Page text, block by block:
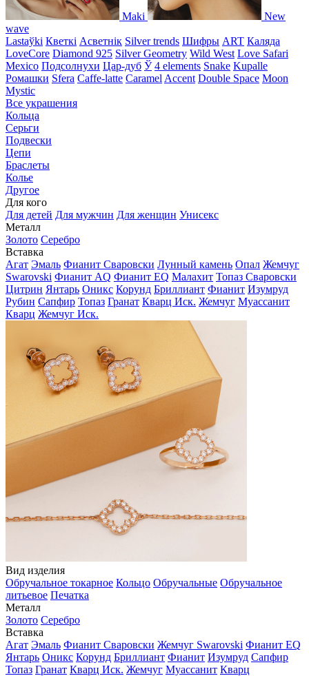
Maki
New
wave
Lastaўki Кветкі Асветнiк Silver trends Шифры ART Каляда
LoveCore Diamond 925 Silver Geometry Wild West Love Safari
Mexico Подсолнухи Цар-дуб Ў 4 elements Snake Kupalle
Ромашки Sfera Caffe-latte Caramel Accent Double Space Moon
Mystic
Все украшения
Кольца
Серьги
Подвески
Цепи
Браслеты
Колье
Другое
Для кого
Для детей Для мужчин Для женщин Унисекс
Металл
Золото Серебро
Вставка
Агат Эмаль Фианит Сваровски Лунный камень Опал Жемчуг
Swarovski Фианит AQ Фианит EQ Малахит Топаз Сваровски
Цитрин Янтарь Оникс Корунд Бриллиант Фианит Изумруд
Рубин Сапфир Топаз Гранат Кварц Иск. Жемчуг Муассанит
Кварц Жемчуг Иск.
Вид изделия
Обручальное токарное Кольцо Обручальные Обручальное
литьевое Печатка
Металл
Золото Серебро
Вставка
Агат Эмаль Фианит Сваровски Жемчуг Swarovski Фианит EQ
Янтарь Оникс Корунд Бриллиант Фианит Изумруд Сапфир
Топаз Гранат Кварц Иск. Жемчуг Муассанит Кварц